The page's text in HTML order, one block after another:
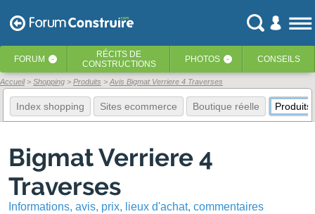
FORUM ‹ RÉCITS DE
CONSTRUCTIONS
PHOTOS ‹ CONSEILS
Accueil Shopping Produits Avis Bigmat Verriere 4 Traverses
Index shopping Sites ecommerce Boutique réelle Produits
Bigmat Verriere 4
Traverses
Informations, avis, prix, lieux d'achat, commentaires